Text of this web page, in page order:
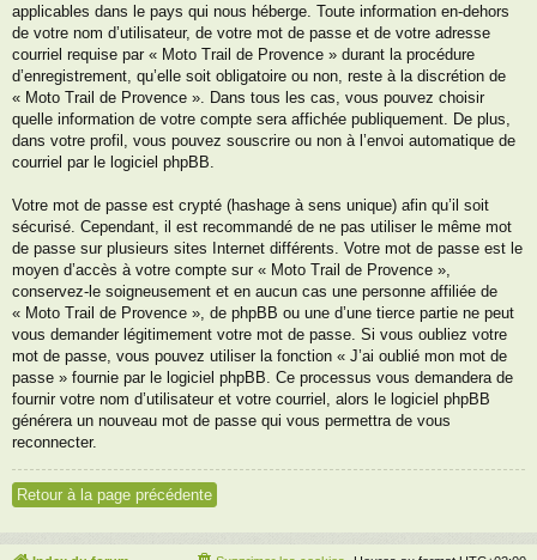
applicables dans le pays qui nous héberge. Toute information en-dehors
de votre nom d’utilisateur, de votre mot de passe et de votre adresse
courriel requise par « Moto Trail de Provence » durant la procédure
d’enregistrement, qu’elle soit obligatoire ou non, reste à la discrétion de
« Moto Trail de Provence ». Dans tous les cas, vous pouvez choisir
quelle information de votre compte sera affichée publiquement. De plus,
dans votre profil, vous pouvez souscrire ou non à l’envoi automatique de
courriel par le logiciel phpBB.
Votre mot de passe est crypté (hashage à sens unique) afin qu’il soit
sécurisé. Cependant, il est recommandé de ne pas utiliser le même mot
de passe sur plusieurs sites Internet différents. Votre mot de passe est le
moyen d’accès à votre compte sur « Moto Trail de Provence »,
conservez-le soigneusement et en aucun cas une personne affiliée de
« Moto Trail de Provence », de phpBB ou une d’une tierce partie ne peut
vous demander légitimement votre mot de passe. Si vous oubliez votre
mot de passe, vous pouvez utiliser la fonction « J’ai oublié mon mot de
passe » fournie par le logiciel phpBB. Ce processus vous demandera de
fournir votre nom d’utilisateur et votre courriel, alors le logiciel phpBB
générera un nouveau mot de passe qui vous permettra de vous
reconnecter.
Retour à la page précédente